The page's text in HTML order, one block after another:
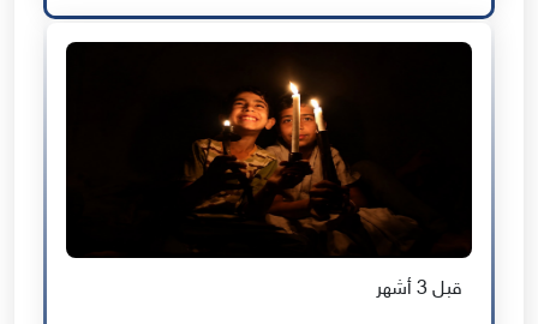
قبل 3 أشهر